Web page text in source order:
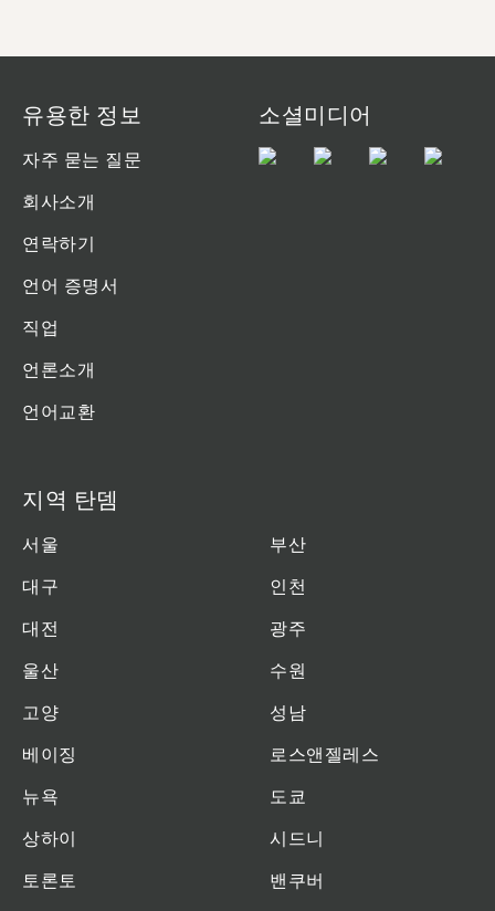
유용한 정보
자주 묻는 질문
회사소개
연락하기
언어 증명서
직업
언론소개
언어교환
소셜미디어
지역 탄뎀
서울
부산
대구
인천
대전
광주
울산
수원
고양
성남
베이징
로스앤젤레스
뉴욕
도쿄
상하이
시드니
토론토
밴쿠버